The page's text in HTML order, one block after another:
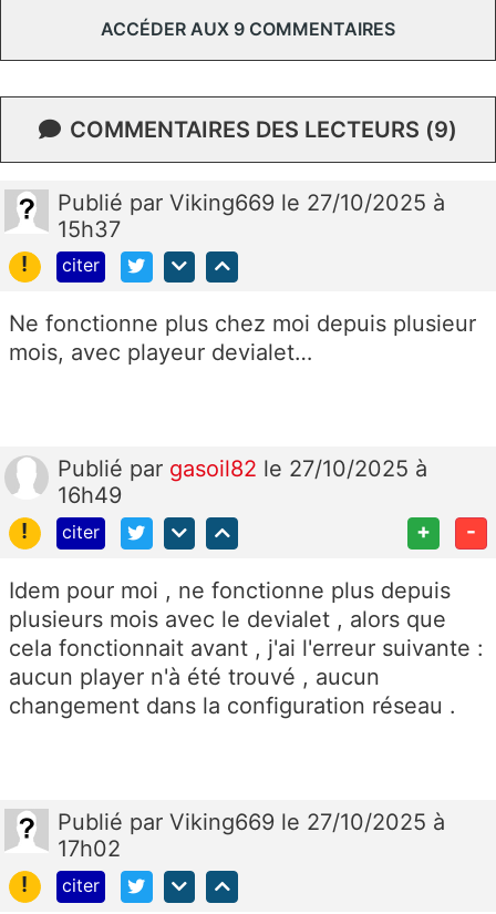
ACCÉDER AUX 9 COMMENTAIRES
COMMENTAIRES DES LECTEURS (9)
Publié par Viking669 le 27/10/2025 à
15h37
!
citer
Ne fonctionne plus chez moi depuis plusieur
mois, avec playeur devialet…
Publié par gasoil82 le 27/10/2025 à
16h49
!
citer + -
Idem pour moi , ne fonctionne plus depuis
plusieurs mois avec le devialet , alors que
cela fonctionnait avant , j'ai l'erreur suivante :
aucun player n'à été trouvé , aucun
changement dans la configuration réseau .
Publié par Viking669 le 27/10/2025 à
17h02
!
citer